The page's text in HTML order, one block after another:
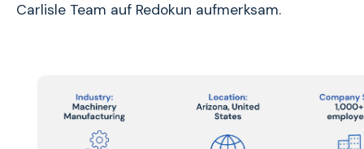
Carlisle Team auf Redokun aufmerksam.